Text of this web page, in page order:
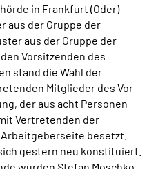
in Frankfurt (Oder)
aus der Gruppe der
aus der Gruppe der
Vorsitzenden des
stand die Wahl der
Mitglieder des Vor­
der aus acht Personen
Vertretenden der
besetzt.
gestern neu konstituiert.